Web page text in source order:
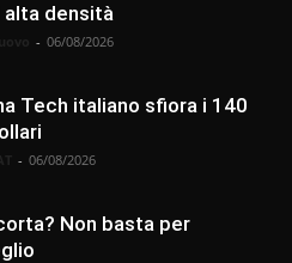
alta densità
- 06/08/2026
Tech italiano sfiora i 140
- 06/08/2026
Non basta per